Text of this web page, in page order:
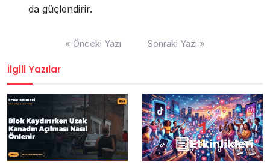
da güçlendirir.
« Önceki Yazı Sonraki Yazı »
İlgili Yazılar